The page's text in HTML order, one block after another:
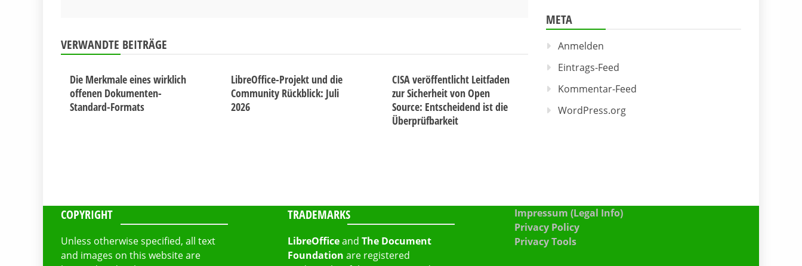
VERWANDTE BEITRÄGE
Die Merkmale eines wirklich
offenen Dokumenten-
Standard-Formats
LibreOffice-Projekt und die
Community Rückblick: Juli
2026
CISA veröffentlicht Leitfaden
zur Sicherheit von Open
Source: Entscheidend ist die
Überprüfbarkeit
META
Anmelden
Eintrags-Feed
Kommentar-Feed
WordPress.org
COPYRIGHT
Unless otherwise specified, all text
and images on this website are
TRADEMARKS
LibreOfficeand The Document
Foundation are registered
Impressum (Legal Info)
Privacy Policy
Privacy Tools